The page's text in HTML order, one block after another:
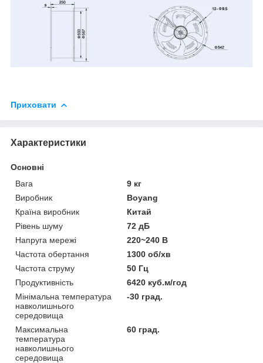
Приховати
Характеристики
Основні
Вага
9 кг
Виробник
Boyang
Країна виробник
Китай
Рівень шуму
72 дБ
Напруга мережі
220~240 В
Частота обертання
1300 об/хв
Частота струму
50 Гц
Продуктивність
6420 куб.м/год
Мінімальна температура
навколишнього
середовища
-30 град.
Максимальна
температура
навколишнього
середовища
60 град.